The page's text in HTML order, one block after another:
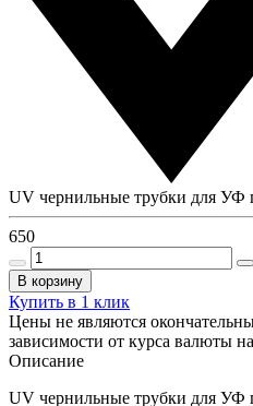
UV чернильные трубки для УФ
650
В корзину
Купить в 1 клик
Цены не являются
зависимости от курса валюты
Описание
UV чернильные трубки для УФ